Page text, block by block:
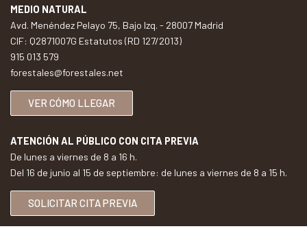
MEDIO NATURAL
Avd. Menéndez Pelayo 75, Bajo Izq. - 28007 Madrid
CIF: Q2871007G Estatutos (RD 127/2013)
915 013 579
forestales@forestales.net
VER CÓMO LLEGAR
ATENCIÓN AL PÚBLICO CON CITA PREVIA
De lunes a viernes de 8 a 16 h.
Del 16 de junio al 15 de septiembre: de lunes a viernes de 8 a 15 h.
SOLICITAR CITA PREVIA